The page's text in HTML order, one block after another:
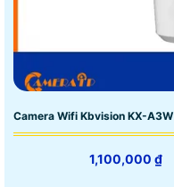
Camera Wifi Kbvision KX-A3W
1,100,000 ₫